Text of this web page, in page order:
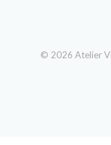
© 2026 Atelier